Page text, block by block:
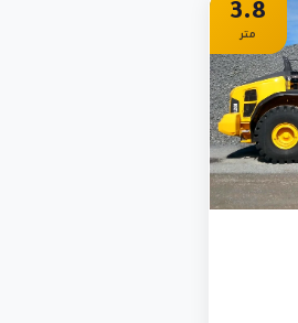
3.8
متر